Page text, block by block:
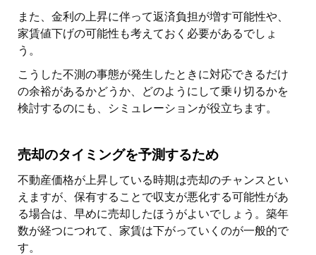
また、金利の上昇に伴って返済負担が増す可能性や、
家賃値下げの可能性も考えておく必要があるでしょ
う。
こうした不測の事態が発生したときに対応できるだけ
の余裕があるかどうか、どのようにして乗り切るかを
検討するのにも、シミュレーションが役立ちます。
売却のタイミングを予測するため
不動産価格が上昇している時期は売却のチャンスとい
えますが、保有することで収支が悪化する可能性があ
る場合は、早めに売却したほうがよいでしょう。築年
数が経つにつれて、家賃は下がっていくのが一般的で
す。